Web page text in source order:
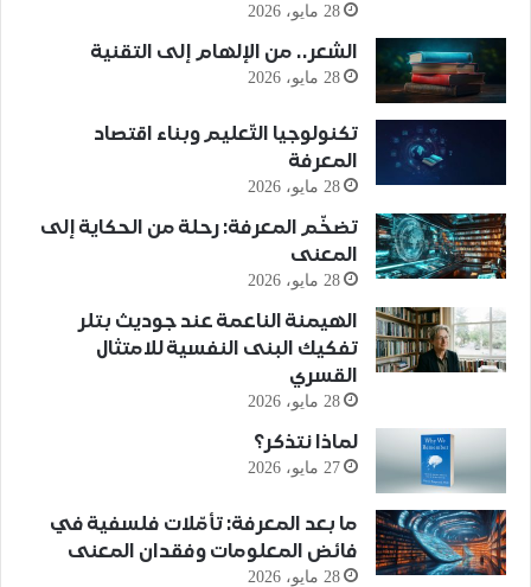
28 مايو، 2026
الشعر.. من الإلهام إلى التقنية
28 مايو، 2026
تكنولوجيا التّعليم وبناء اقتصاد
المعرفة
28 مايو، 2026
تضخّم المعرفة: رحلة من الحكاية إلى
المعنى
28 مايو، 2026
الهيمنة الناعمة عند جوديث بتلر
تفكيك البنى النفسية للامتثال
القسري
28 مايو، 2026
لماذا نتذكر؟
27 مايو، 2026
ما بعد المعرفة: تأمّلات فلسفية في
فائض المعلومات وفقدان المعنى
28 مايو، 2026